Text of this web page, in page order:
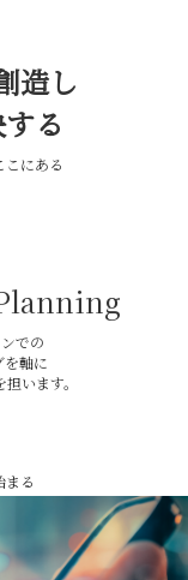
造し
る
こにある
での
を軸に
います。
まる